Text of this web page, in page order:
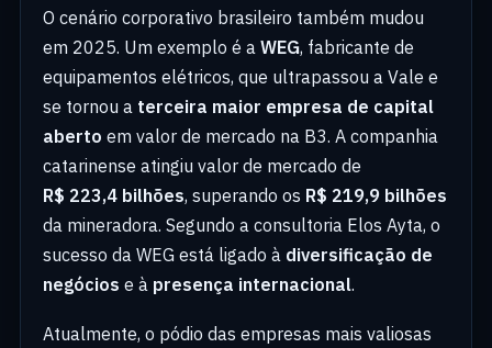
O cenário corporativo brasileiro também mudou
em 2025. Um exemplo é a WEG, fabricante de
equipamentos elétricos, que ultrapassou a Vale e
se tornou a terceira maior empresa de capital
aberto em valor de mercado na B3. A companhia
catarinense atingiu valor de mercado de
R$ 223,4 bilhões, superando os R$ 219,9 bilhões
da mineradora. Segundo a consultoria Elos Ayta, o
sucesso da WEG está ligado à diversificação de
negócios e à presença internacional.
Atualmente, o pódio das empresas mais valiosas